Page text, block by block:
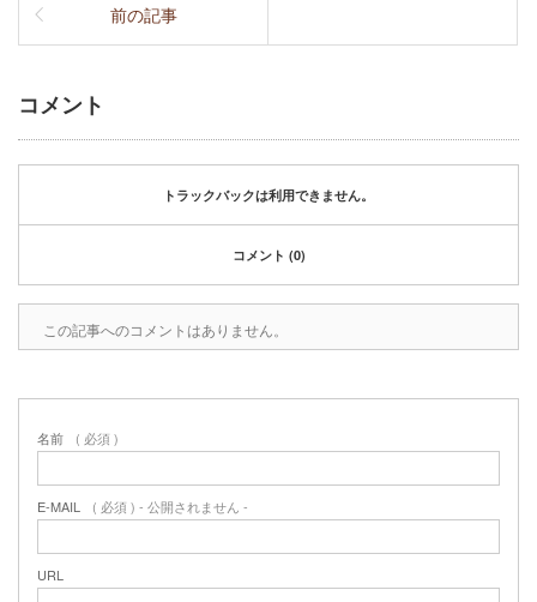
前の記事
コメント
トラックバックは利用できません。
コメント (0)
この記事へのコメントはありません。
名前 ( 必須 )
E-MAIL ( 必須 ) - 公開されません -
URL